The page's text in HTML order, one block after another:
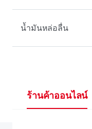
น้ำมันหล่อลื่น
ร้านค้าออนไลน์